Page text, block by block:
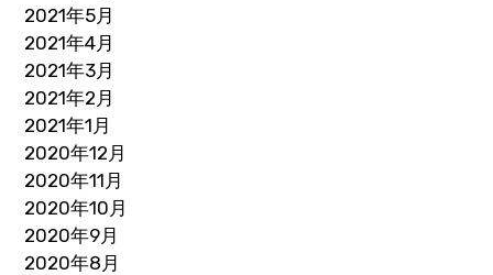
2021年5月
2021年4月
2021年3月
2021年2月
2021年1月
2020年12月
2020年11月
2020年10月
2020年9月
2020年8月